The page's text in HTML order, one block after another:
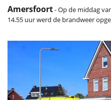
Amersfoort- Op de middag
14.55 uur werd de brandweer